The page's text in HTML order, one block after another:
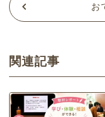
お
関連記事